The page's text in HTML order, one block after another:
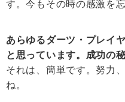
す。今もその時の感激を
あらゆるダーツ・プレイ
と思っています。成功の
それは、簡単です。努力
ね。